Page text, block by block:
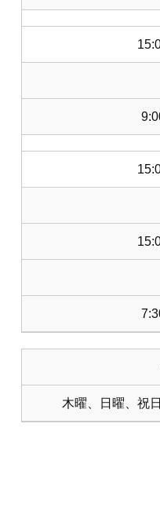
木曜、日曜、祝